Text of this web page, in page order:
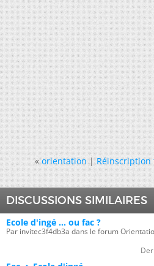
« orientation|
DISCUSSIONS SIMILAIRES
Ecole d'ingé ... ou fac ?
Par invitec3f4db3a dans le forum